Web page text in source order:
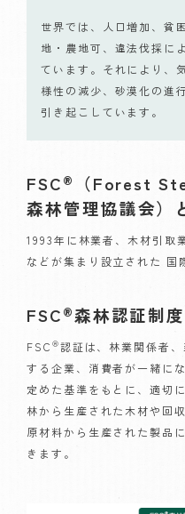
世界では、人口増加、貧
地・農地可、違法伐採に
ています。それにより、
様性の減少、砂漠化の進
引き起こしています。
FSC®
（Forest
森林管理協議会）
1993年に林業者、木材引取
などが集まり設立された 国
FSC®森林認証制
FSC ®認証は、林業関係者
する企業、消費者が一緒に
定めた基準をもとに、適切
林から生産された木材や回
原材料から生産された製品
きます。